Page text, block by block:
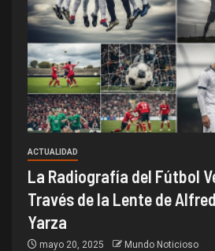
ACTUALIDAD
La Radiografía del Fútbol
Través de la Lente de
Yarza
mayo 20, 2025 Mundo Noticioso